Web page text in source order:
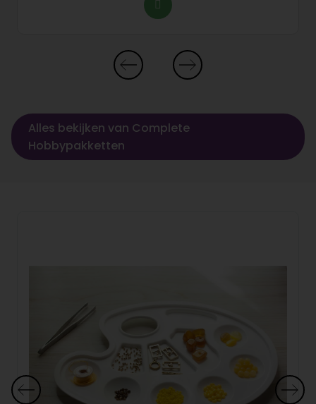
Alles bekijken van Complete
Hobbypakketten